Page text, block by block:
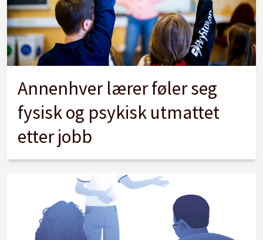
Annenhver lærer føler seg
fysisk og psykisk utmattet
etter jobb